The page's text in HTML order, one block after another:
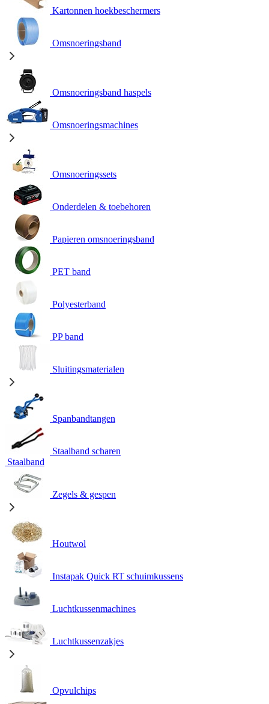
Kartonnen hoekbeschermers
Omsnoeringsband
Omsnoeringsband haspels
Omsnoeringsmachines
Omsnoeringssets
Onderdelen & toebehoren
Papieren omsnoeringsband
PET band
Polyesterband
PP band
Sluitingsmaterialen
Spanbandtangen
Staalband scharen
Staalband
Zegels & gespen
Houtwol
Instapak Quick RT schuimkussens
Luchtkussenmachines
Luchtkussenzakjes
Opvulchips